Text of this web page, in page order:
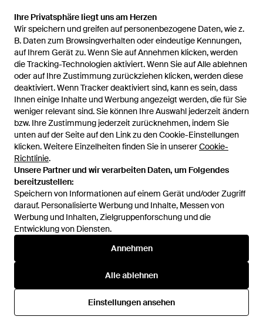
Ihre Privatsphäre liegt uns am Herzen
Wir speichern und greifen auf personenbezogene Daten, wie z.
B. Daten zum Browsingverhalten oder eindeutige Kennungen,
auf Ihrem Gerät zu. Wenn Sie auf Annehmen klicken, werden
die Tracking-Technologien aktiviert. Wenn Sie auf Alle ablehnen
oder auf Ihre Zustimmung zurückziehen klicken, werden diese
deaktiviert. Wenn Tracker deaktiviert sind, kann es sein, dass
Ihnen einige Inhalte und Werbung angezeigt werden, die für Sie
weniger relevant sind. Sie können Ihre Auswahl jederzeit ändern
bzw. Ihre Zustimmung jederzeit zurücknehmen, indem Sie
unten auf der Seite auf den Link zu den Cookie-Einstellungen
klicken. Weitere Einzelheiten finden Sie in unsererCookie-
Richtlinie.
Unsere Partner und wir verarbeiten Daten, um Folgendes
bereitzustellen:
Speichern von Informationen auf einem Gerät und/oder Zugriff
darauf. Personalisierte Werbung und Inhalte, Messen von
Werbung und Inhalten, Zielgruppenforschung und die
Entwicklung von Diensten.
Annehmen
Alle ablehnen
Einstellungen ansehen
Ihre Privatsphäre liegt uns am Herzen
Wir speichern und greifen auf personenbezogene Daten, wie z.
B. Daten zum Browsingverhalten oder eindeutige Kennungen,
auf Ihrem Gerät zu. Wenn Sie auf Annehmen klicken, werden
die Tracking-Technologien aktiviert. Wenn Sie auf Alle ablehnen
oder auf Ihre Zustimmung zurückziehen klicken, werden diese
deaktiviert. Wenn Tracker deaktiviert sind, kann es sein, dass
Ihnen einige Inhalte und Werbung angezeigt werden, die für Sie
weniger relevant sind. Sie können Ihre Auswahl jederzeit ändern
bzw. Ihre Zustimmung jederzeit zurücknehmen, indem Sie
unten auf der Seite auf den Link zu den Cookie-Einstellungen
klicken. Weitere Einzelheiten finden Sie in unsererCookie-
Richtlinie.
Unsere Partner und wir verarbeiten Daten, um Folgendes
bereitzustellen:
Speichern von Informationen auf einem Gerät und/oder Zugriff
darauf. Personalisierte Werbung und Inhalte, Messen von
Werbung und Inhalten, Zielgruppenforschung und die
Entwicklung von Diensten.
Annehmen
Alle ablehnen
Einstellungen ansehen
305 €
N.Peal Cashmere
Ivy Cardigan - Natur
VonFARFETCH
205 €
Drumohr
L5W113Tl 280 Pullover - Rot
VonMiinto